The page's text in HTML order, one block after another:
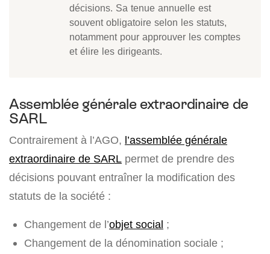
décisions. Sa tenue annuelle est
souvent obligatoire selon les statuts,
notamment pour approuver les comptes
et élire les dirigeants.
Assemblée générale extraordinaire de
SARL
Contrairement à l’AGO, l’assemblée générale
extraordinaire de SARL permet de prendre des
décisions pouvant entraîner la modification des
statuts de la société :
Changement de l’objet social ;
Changement de la dénomination sociale ;